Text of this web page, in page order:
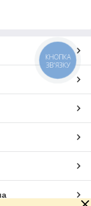
КНОПКА
ЗВ'ЯЗКУ